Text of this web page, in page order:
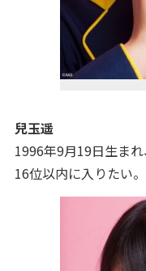
兒玉遥
1996年9月19日生ま
16位以内に入りたい。